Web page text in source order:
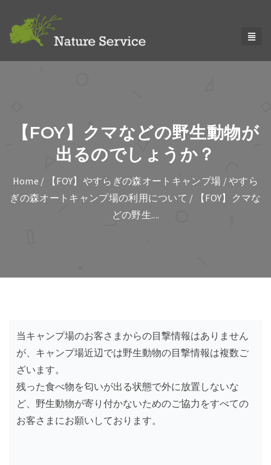
【FOY】クマなどの野生動物が
出るのでしょうか？
Home / 【FOY】やすらぎの森オートキャンプ場 /やすら
ぎの森オートキャンプ場の利用について / 【FOY】クマな
どの野生....
当キャンプ場のお客さまからの目撃情報はありません
が、キャンプ場近辺では野生動物の目撃情報は複数ご
ざいます。
残った食べ物を匂いが出る状態で外に放置しないな
ど、野生動物が寄り付かないためのご協力をすべての
お客さまにお願いしております。